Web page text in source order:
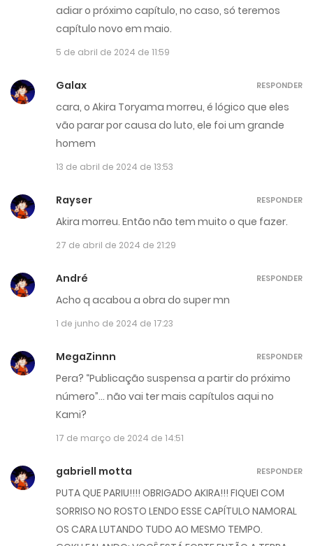
adiar o próximo capítulo, no caso, só teremos
capítulo novo em maio.
5 de abril de 2024 de 11:59
Galax
cara, o Akira Toryama morreu, é lógico que eles
vão parar por causa do luto, ele foi um grande
homem
13 de abril de 2024 de 13:53
RESPONDER
Rayser
Akira morreu. Então não tem muito o que fazer.
27 de abril de 2024 de 21:29
RESPONDER
André
Acho q acabou a obra do super mn
1 de junho de 2024 de 17:23
RESPONDER
MegaZinnn
Pera? “Publicação suspensa a partir do próximo
número”… não vai ter mais capítulos aqui no
Kami?
17 de março de 2024 de 14:51
RESPONDER
gabriell motta
PUTA QUE PARIU!!!! OBRIGADO AKIRA!!! FIQUEI COM
SORRISO NO ROSTO LENDO ESSE CAPÍTULO NAMORAL
OS CARA LUTANDO TUDO AO MESMO TEMPO.
RESPONDER